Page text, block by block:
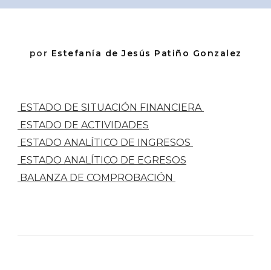
por Estefanía de Jesús Patiño Gonzalez
ESTADO DE SITUACIÓN FINANCIERA
ESTADO DE ACTIVIDADES
ESTADO ANALÍTICO DE INGRESOS
ESTADO ANALÍTICO DE EGRESOS
BALANZA DE COMPROBACIÓN